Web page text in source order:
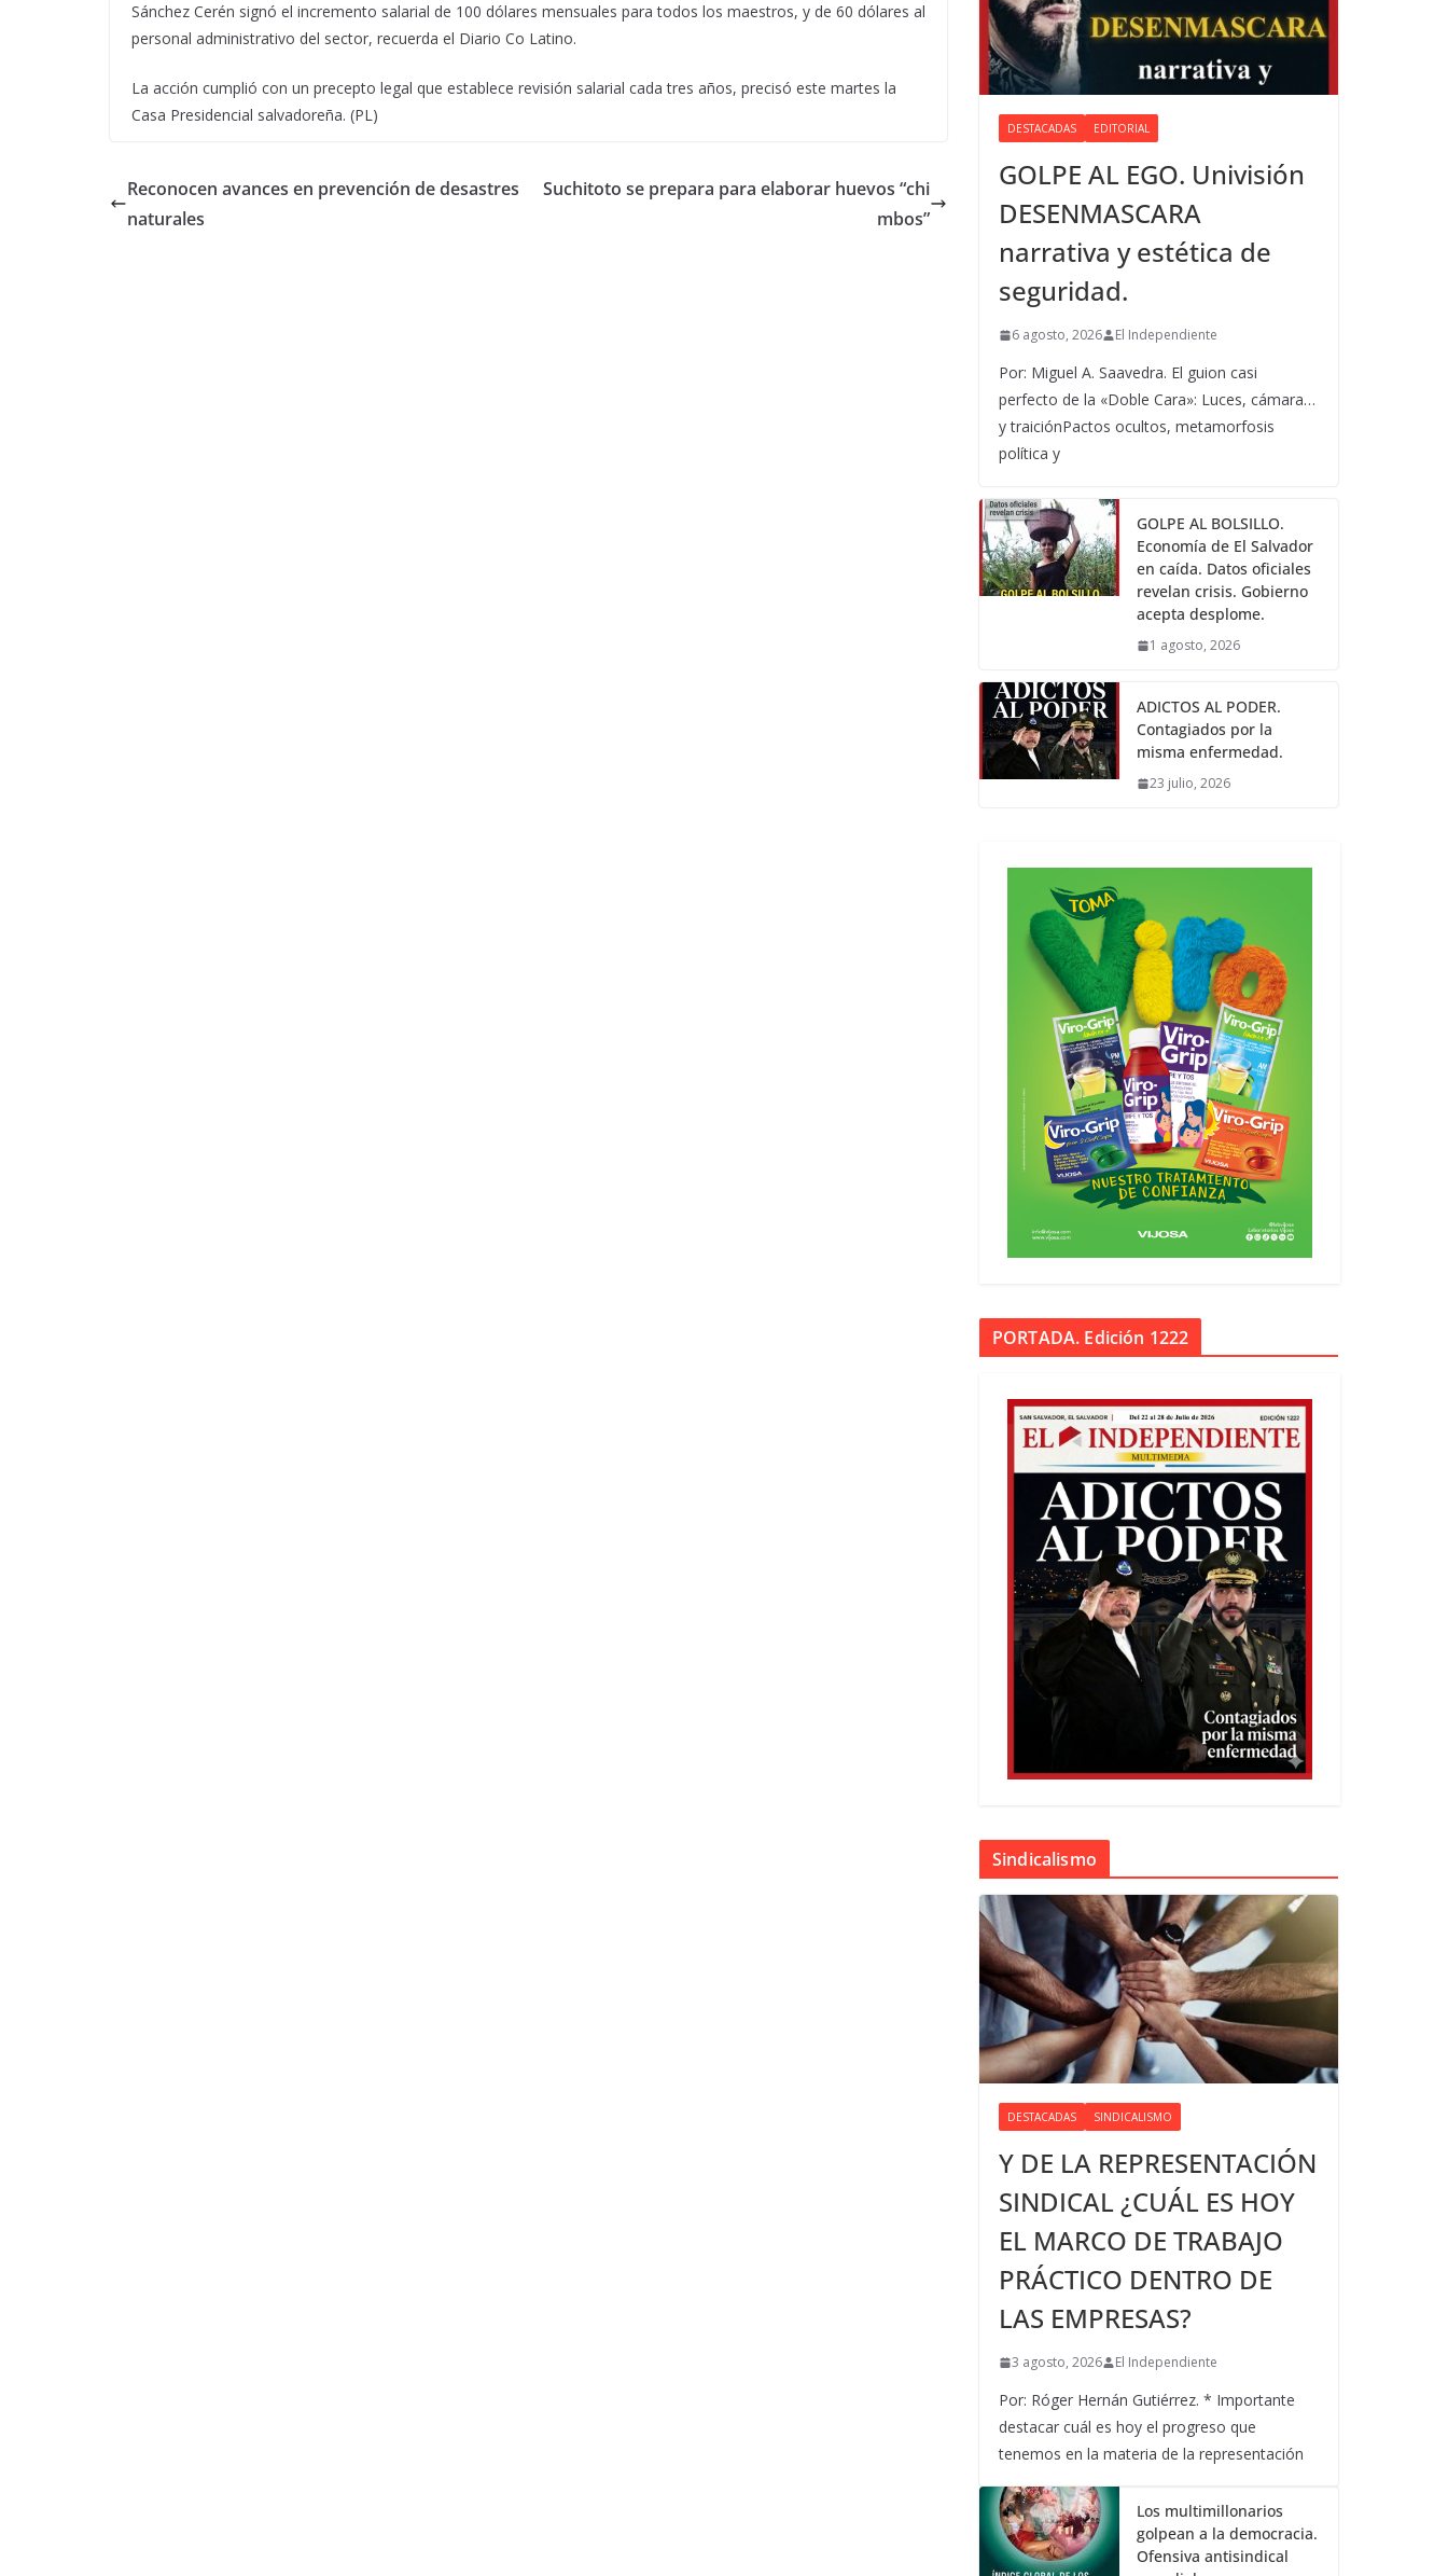
Sánchez Cerén signó el incremento salarial de 100 dólares mensuales para todos los maestros, y de 60 dólares al
personal administrativo del sector, recuerda el Diario Co Latino.
La acción cumplió con un precepto legal que establece revisión salarial cada tres años, precisó este martes la
Casa Presidencial salvadoreña. (PL)
Reconocen avances en prevención de desastres
naturales
Suchitoto se prepara para elaborar huevos “chi
mbos”
DESTACADAS EDITORIAL
GOLPE AL EGO. Univisión
DESENMASCARA
narrativa y estética de
seguridad.
6 agosto, 2026 El Independiente
Por: Miguel A. Saavedra. El guion casi
perfecto de la «Doble Cara»: Luces, cámara…
y traiciónPactos ocultos, metamorfosis
política y
GOLPE AL BOLSILLO.
Economía de El Salvador
en caída. Datos oficiales
revelan crisis. Gobierno
acepta desplome.
1 agosto, 2026
ADICTOS AL PODER.
Contagiados por la
misma enfermedad.
23 julio, 2026
PORTADA. Edición 1222
Sindicalismo
DESTACADAS SINDICALISMO
Y DE LA REPRESENTACIÓN
SINDICAL ¿CUÁL ES HOY
EL MARCO DE TRABAJO
PRÁCTICO DENTRO DE
LAS EMPRESAS?
3 agosto, 2026 El Independiente
Por: Róger Hernán Gutiérrez. * Importante
destacar cuál es hoy el progreso que
tenemos en la materia de la representación
Los multimillonarios
golpean a la democracia.
Ofensiva antisindical